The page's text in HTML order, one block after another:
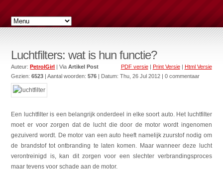
Luchtfilters: wat is hun functie?
PDF versie| Print Versie| Html Versie
Auteur:PetrolGirl | ViaArtikel Post
Gezien:6523 | Aantal woorden:576 | Datum:Thu, 26 Jul 2012 | 0 commentaar
Een luchtfilter is een belangrijk onderdeel in elke soort auto. Het luchtfilter
moet er voor zorgen dat de lucht die door de motor wordt ingenomen
gezuiverd wordt. De motor van een auto heeft namelijk zuurstof nodig om
de brandstof tot ontbranding te laten komen. Maar wanneer deze lucht
verontreinigd is, kan dit zorgen voor een slechter verbrandingsproces
maar tevens voor schade aan de motor.